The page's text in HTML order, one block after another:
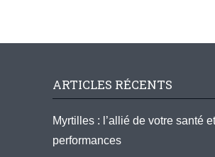
ARTICLES RÉCENTS
Myrtilles : l’allié de votre santé
performances